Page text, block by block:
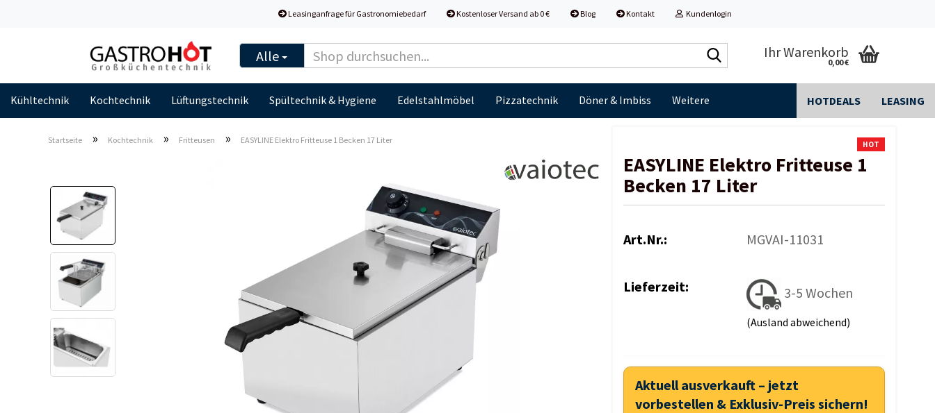
Leasinganfrage für Gastronomiebedarf Kostenloser Versand ab 0 € Blog Kontakt Kundenlogin
Alle
durchsuchen...
Ihr Warenkorb
0,00 €
Kühltechnik Kochtechnik Lüftungstechnik Spültechnik & Hygiene Edelstahlmöbel Pizzatechnik Döner & Imbiss HOTDEALS LEASING
Weitere
Startseite » Kochtechnik » Fritteusen » EASYLINE Elektro Fritteuse 1 Becken 17 Liter HOT
EASYLINE Elektro Fritteuse 1
Becken 17 Liter
Art.Nr.: MGVAI-11031
Lieferzeit: 3-5 Wochen
(Ausland abweichend)
Aktuell ausverkauft – jetzt
vorbestellen & Exklusiv-Preis sichern!